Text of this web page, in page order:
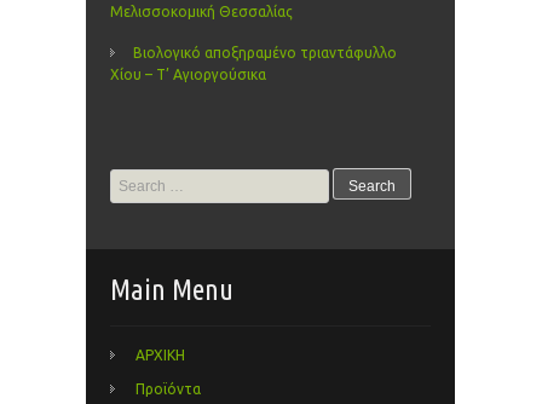
Μελισσοκομική Θεσσαλίας
Βιολογικό αποξηραμένο τριαντάφυλλο
Χίου – Τ’ Αγιοργούσικα
Search
for:
Main Menu
ΑΡΧΙΚΗ
Προϊόντα